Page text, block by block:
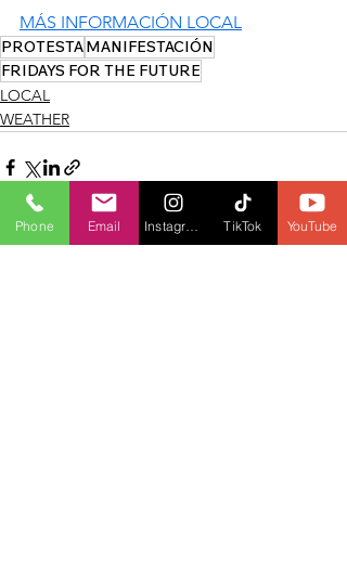
MÁS INFORMACIÓN LOCAL
PROTESTAMANIFESTACIÓN
FRIDAYS FOR THE FUTURE
LOCAL
WEATHER
Recent Posts See All
Phone Email TikTok YouTube